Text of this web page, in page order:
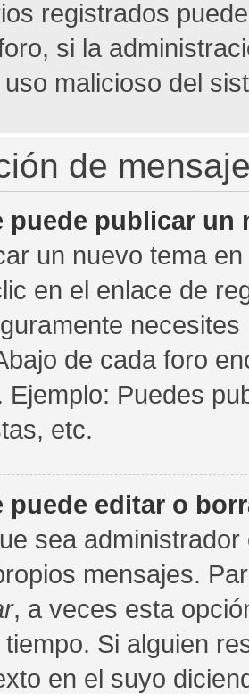
registrados
si la
malicioso del
de
puede publicar un
un nuevo tema
en el enlace de
de cada foro
Ejemplo: Puedes
etc.
puede editar o
sea
mensajes.
, a veces esta
Si alguien
en el suyo